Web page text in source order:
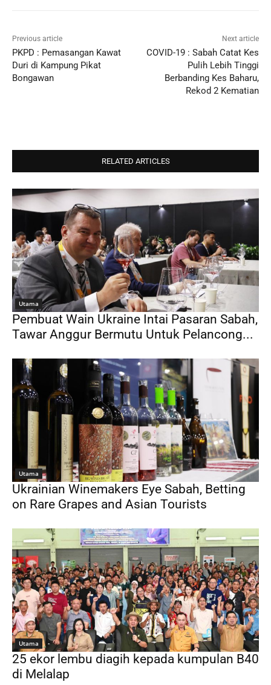
Previous article
PKPD : Pemasangan Kawat
Duri di Kampung Pikat
Bongawan
Next article
COVID-19 : Sabah Catat Kes
Pulih Lebih Tinggi
Berbanding Kes Baharu,
Rekod 2 Kematian
RELATED ARTICLES
Utama
Pembuat Wain Ukraine Intai Pasaran Sabah,
Tawar Anggur Bermutu Untuk Pelancong...
Utama
Ukrainian Winemakers Eye Sabah, Betting
on Rare Grapes and Asian Tourists
Utama
25 ekor lembu diagih kepada kumpulan B40
di Melalap